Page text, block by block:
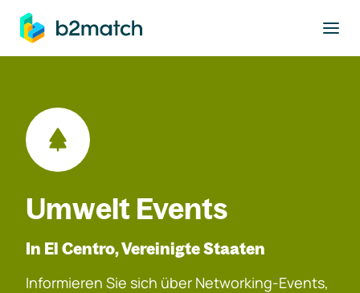
springen
Umwelt Events
In El Centro, Vereinigte Staaten
Informieren Sie sich über Networking-Events,